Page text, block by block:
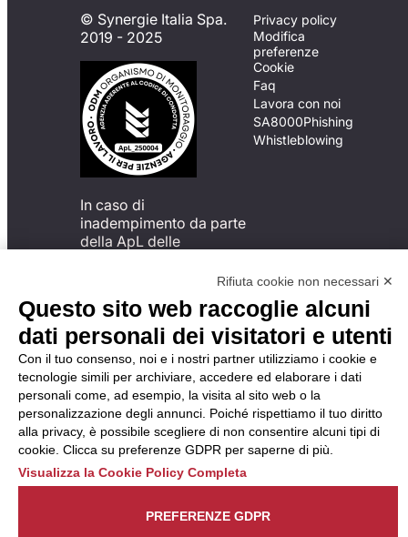
© Synergie Italia Spa.
2019 - 2025
In caso di
inadempimento da parte
della ApL delle
del Codice di Condotta, è
possibile presentare un
reclamo
all’Organismo di
Monitoraggio utilizzando
una delle modalità
descritte al seguente
indirizzo web
https://odm-
agenzielavoro.it/reclami/ .
Privacy policy
Modifica
preferenze
Cookie
Faq
Lavora con noi
SA8000Phishing
Whistleblowing
Rifiuta cookie non necessari ✕
Questo sito web raccoglie alcuni
dati personali dei visitatori e utenti
Con il tuo consenso, noi e i nostri partner utilizziamo i cookie e
tecnologie simili per archiviare, accedere ed elaborare i dati
personali come, ad esempio, la visita al sito web o la
personalizzazione degli annunci. Poiché rispettiamo il tuo diritto
alla privacy, è possibile scegliere di non consentire alcuni tipi di
cookie. Clicca su preferenze GDPR per saperne di più.
Visualizza la Cookie Policy Completa
PREFERENZE GDPR